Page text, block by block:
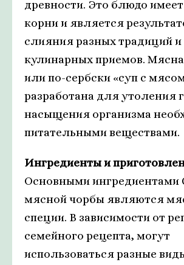
древности. Это блюдо
корни и является
слияния разных традиций и
кулинарных приемов.
или по-сербски «суп с
разработана для утоления
насыщения организма
питательными веществами.
Ингредиенты и
Основными ингредиентами
мясной чорбы являются
специи. В зависимости от
семейного рецепта, могут
использоваться разные